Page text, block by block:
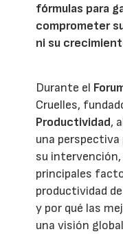
fórmulas para
comprometer
ni su
Durante el
Cruelles,
Productividad,
una
su
principales
productividad
y por qué las
una visión